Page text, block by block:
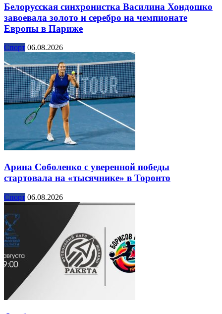
Белорусская синхронистка Василина Хондошко
завоевала золото и серебро на чемпионате
Европы в Париже
Спорт 06.08.2026
Арина Соболенко с уверенной победы
стартовала на «тысячнике» в Торонто
Спорт 06.08.2026